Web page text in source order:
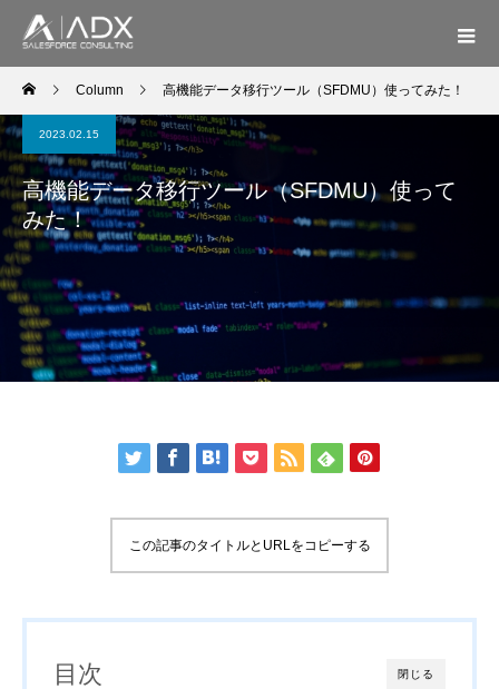
Column 高機能データ移行ツール（SFDMU）使ってみた！
2023.02.15
高機能データ移行ツール（SFDMU）使って
みた！
この記事のタイトルとURLをコピーする
閉じる
目次